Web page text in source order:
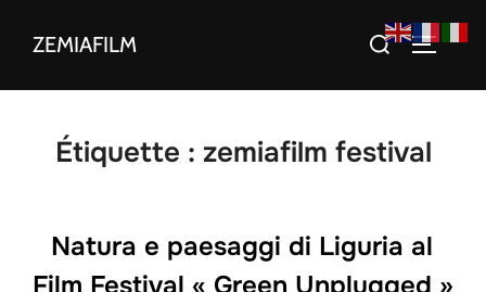
ZEMIAFILM Rechercher :
Étiquette : zemiafilm festival
Natura e paesaggi di Liguria al